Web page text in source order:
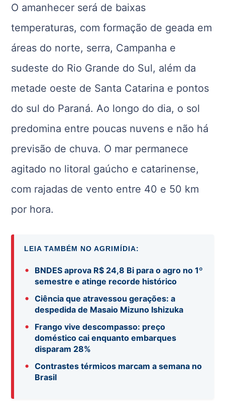
O amanhecer será de baixas
temperaturas, com formação de geada em
áreas do norte, serra, Campanha e
sudeste do Rio Grande do Sul, além da
metade oeste de Santa Catarina e pontos
do sul do Paraná. Ao longo do dia, o sol
predomina entre poucas nuvens e não há
previsão de chuva. O mar permanece
agitado no litoral gaúcho e catarinense,
com rajadas de vento entre 40 e 50 km
por hora.
LEIA TAMBÉM NO AGRIMÍDIA:
•
BNDES aprova R$ 24,8 Bi para o agro no 1º
semestre e atinge recorde histórico
•
Ciência que atravessou gerações: a
despedida de Masaio Mizuno Ishizuka
•
Frango vive descompasso: preço
doméstico cai enquanto embarques
disparam 28%
•
Contrastes térmicos marcam a semana no
Brasil